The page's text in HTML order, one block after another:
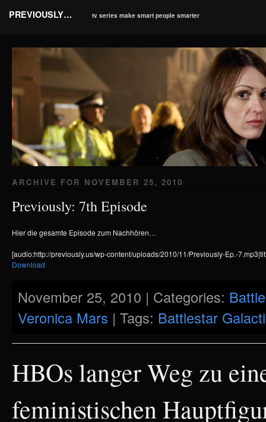
PREVIOUSLY… tv series make smart people smarter
ARCHIVE FOR NOVEMBER 25, 2010
Previously: 7th Episode
Hier die gesamte Episode zum Nachhören…
[audio:http://previously.us/wp-content/uploads/2010/11/Previously-Ep.-
Download
November 25, 2010 | Categories:
Veronica Mars | Tags: Battlestar
HBOs langer Weg zu
feministischen